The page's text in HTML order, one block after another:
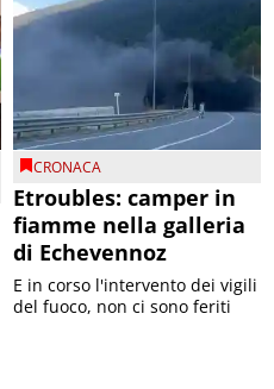
CRONACA
Etroubles: camper in
fiamme nella galleria
di Echevennoz
E in corso l'intervento dei vigili
del fuoco, non ci sono feriti